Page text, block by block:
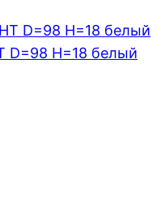
D=98 H=18 белый